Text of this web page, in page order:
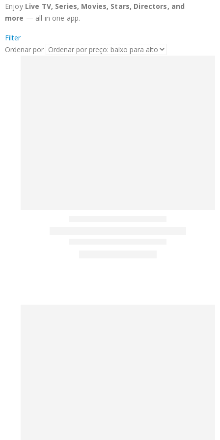
Enjoy Live TV, Series, Movies, Stars, Directors, and
more — all in one app.
Filter
Ordenar por